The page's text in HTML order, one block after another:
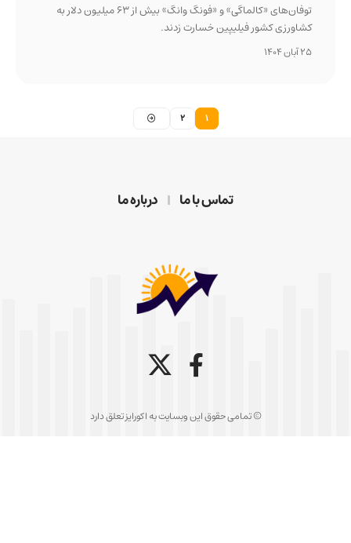
توفان‌های «کالماگی» و «فونگ وانگ» بیش از ۶۳ میلیون دلار به
کشاورزی کشور فیلیپین خسارت زدند.
تماس با ما درباره ما
© تمامی حقوق این وبسایت به اکورایز تعلق دارد